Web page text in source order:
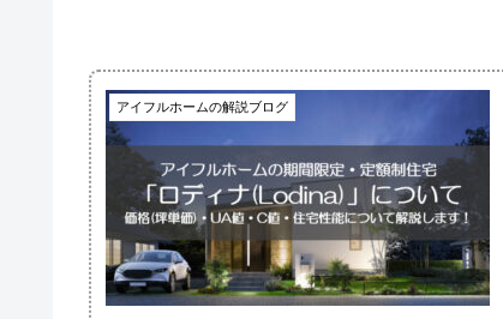
アイフルホームの解説ブログ